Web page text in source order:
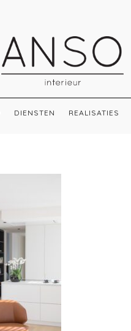
DIENSTEN REALISATIES